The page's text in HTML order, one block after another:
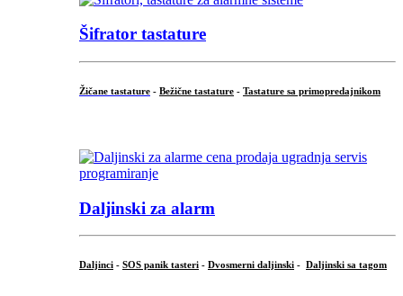
Šifrator tastature
Žičane tastature - Bežične tastature - Tastature sa primopredajnikom
Daljinski za alarm
Daljinci - SOS panik tasteri - Dvosmerni daljinski - Daljinski sa tagom